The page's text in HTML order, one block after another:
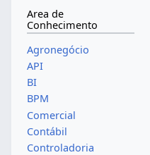
Area de
Conhecimento
Agronegócio
API
BI
BPM
Comercial
Contábil
Controladoria